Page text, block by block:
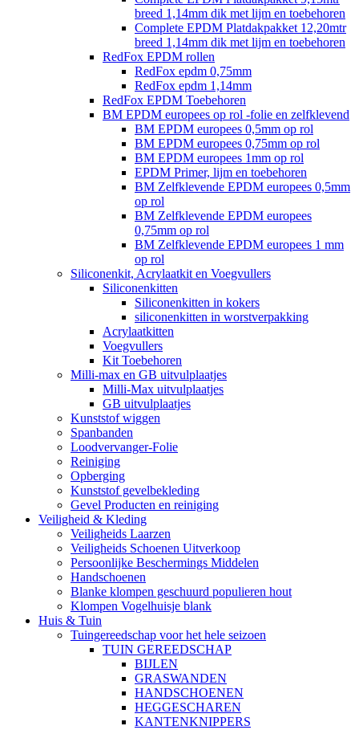
breed 1,14mm dik met lijm en toebehoren
Complete EPDM Platdakpakket 12,20mtr
breed 1,14mm dik met lijm en toebehoren
RedFox EPDM rollen
RedFox epdm 0,75mm
RedFox epdm 1,14mm
RedFox EPDM Toebehoren
BM EPDM europees op rol -folie en zelfklevend
BM EPDM europees 0,5mm op rol
BM EPDM europees 0,75mm op rol
BM EPDM europees 1mm op rol
EPDM Primer, lijm en toebehoren
BM Zelfklevende EPDM europees 0,5mm
op rol
BM Zelfklevende EPDM europees
0,75mm op rol
BM Zelfklevende EPDM europees 1 mm
op rol
Siliconenkit, Acrylaatkit en Voegvullers
Siliconenkitten
Siliconenkitten in kokers
siliconenkitten in worstverpakking
Acrylaatkitten
Voegvullers
Kit Toebehoren
Milli-max en GB uitvulplaatjes
Milli-Max uitvulplaatjes
GB uitvulplaatjes
Kunststof wiggen
Spanbanden
Loodvervanger-Folie
Reiniging
Opberging
Kunststof gevelbekleding
Gevel Producten en reiniging
Veiligheid & Kleding
Veiligheids Laarzen
Veiligheids Schoenen Uitverkoop
Persoonlijke Beschermings Middelen
Handschoenen
Blanke klompen geschuurd populieren hout
Klompen Vogelhuisje blank
Huis & Tuin
Tuingereedschap voor het hele seizoen
TUIN GEREEDSCHAP
BIJLEN
GRASWANDEN
HANDSCHOENEN
HEGGESCHAREN
KANTENKNIPPERS